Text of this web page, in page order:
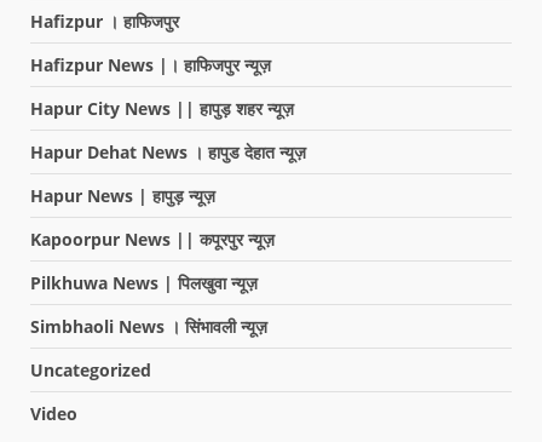
Hafizpur । हाफिजपुर
Hafizpur News |। हाफिजपुर न्यूज़
Hapur City News || हापुड़ शहर न्यूज़
Hapur Dehat News । हापुड देहात न्यूज़
Hapur News | हापुड़ न्यूज़
Kapoorpur News || कपूरपुर न्यूज़
Pilkhuwa News | पिलखुवा न्यूज़
Simbhaoli News । सिंभावली न्यूज़
Uncategorized
Video